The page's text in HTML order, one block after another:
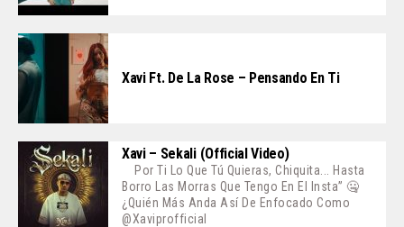
Xavi Ft. De La Rose – Pensando En Ti
Xavi – Sekali (Official Video)
Por Ti Lo Que Tú Quieras, Chiquita... Hasta
Borro Las Morras Que Tengo En El Insta” 🤐
¿Quién Más Anda Así De Enfocado Como
@xaviprofficial